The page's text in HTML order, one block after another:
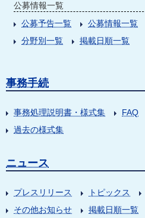
公募情報一覧
公募予告一覧
公募情報一覧
分野別一覧
掲載日順一覧
事務手続
事務処理説明書・様式集 FAQ
過去の様式集
ニュース
プレスリリース トピックス
その他お知らせ
掲載日順一覧